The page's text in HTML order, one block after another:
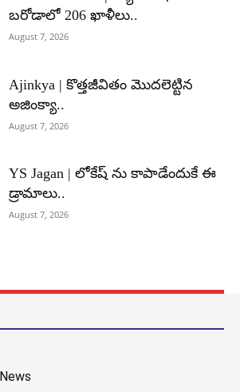
బరోడాలో 206 ఖాళీలు..
August 7, 2026
Ajinkya | కొత్తజీవితం మొదలెట్టిన
అజింక్యా..
August 7, 2026
YS Jagan | లోకేష్ ను కాపాడేందుకే ఈ
డ్రామాలు..
August 7, 2026